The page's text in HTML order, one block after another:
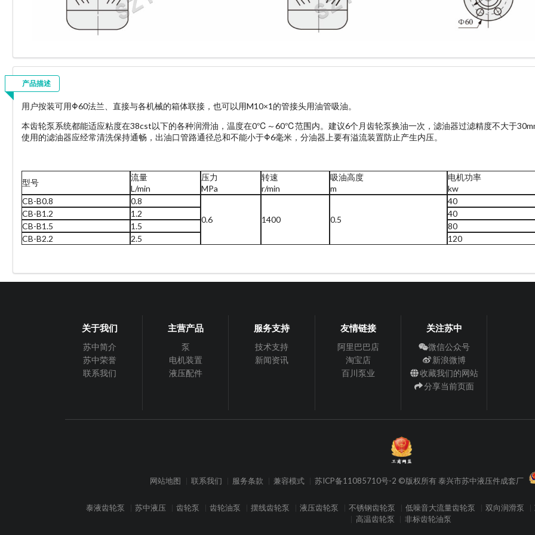
产品描述
用户按装可用Φ60法兰、直接与各机械的箱体联接，也可以用M10×1的管接头用油管吸油。
本齿轮泵系统都能适应粘度在38cst以下的各种润滑油，温度在0℃～60℃范围内。建议6个月齿轮泵换油一次，滤油器过滤精度不大于
使用的滤油器应经常清洗保持通畅，出油口管路通径总和不能小于Φ6毫米，分油器上要有溢流装置防止产生内压。
型号
流量
L/min
压力
MPa
转速
r/min
吸油高度
m
电机功率
kw
CB-B0.8
0.8
0.6
1400 0.5
40
CB-B1.2
1.2
40
CB-B1.5
1.5
80
CB-B2.2
2.5 120
关于我们
苏中简介
苏中荣誉
联系我们
主营产品
泵
电机装置
液压配件
服务支持
技术支持
新闻资讯
友情链接
阿里巴巴店
淘宝店
百川泵业
关注苏中
微信公众号
新浪微博
收藏我们的网站
分享当前页面
网站地图 联系我们 服务条款 兼容模式 苏ICP备11085710号-2 ©版权所有 泰兴市苏中液压件成套厂
泰液齿轮泵 苏中液压 齿轮泵 齿轮油泵 摆线齿轮泵 液压齿轮泵 不锈钢齿轮泵 低噪音大流量齿轮泵 双向润滑泵
高温齿轮泵
非标齿轮油泵